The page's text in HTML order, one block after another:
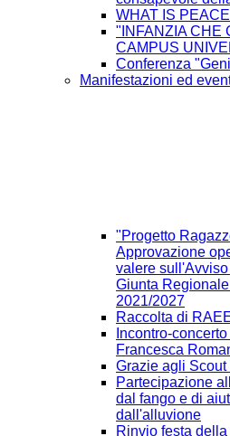
WHAT IS
"INFANZIA CHE
CAMPUS
Conferenza
Manifestazioni ed
"Progetto
Approvazione
valere
Giunta
2021/2027
Raccolta di
Incontro-
Francesca
Grazie agli Scout
Partecipazione
dal fango e di
dall'alluvione
Rinvio festa